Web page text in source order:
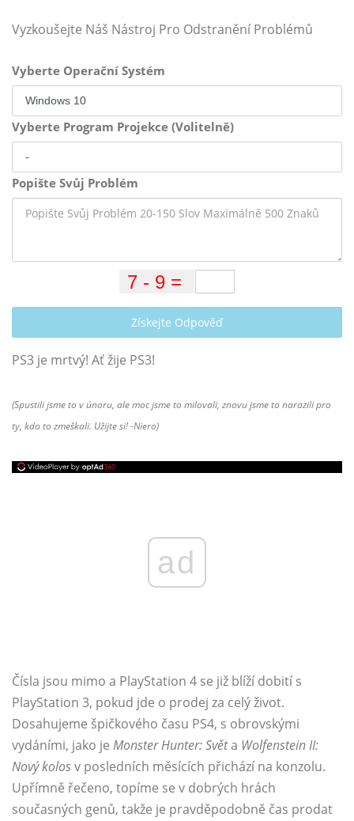
Vyzkoušejte Náš Nástroj Pro Odstranění Problémů
Vyberte Operační Systém
Vyberte Program Projekce (Volitelně)
Popište Svůj Problém
Získejte Odpověď
PS3 je mrtvý! Ať žije PS3!
(Spustili jsme to v únoru, ale moc jsme to milovali, znovu jsme to narazili pro
ty, kdo to zmeškali. Užijte si! -Niero)
ad
Čísla jsou mimo a PlayStation 4 se již blíží dobití s ​​
PlayStation 3, pokud jde o prodej za celý život.
Dosahujeme špičkového času PS4, s obrovskými
vydáními, jako je Monster Hunter: Světa Wolfenstein II:
Nový kolosv posledních měsících přichází na konzolu.
Upřímně řečeno, topíme se v dobrých hrách
současných genů, takže je pravděpodobně čas prodat